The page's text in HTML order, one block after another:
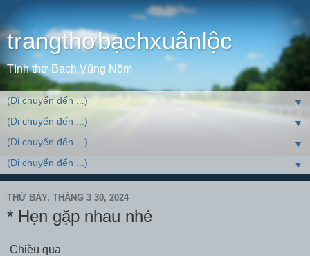
trangthơbạchxuânlộc
Tình thơ Bạch Vũng Nồm
▼
▼
▼
▼
THỨ BẢY, THÁNG 3 30, 2024
* Hẹn gặp nhau nhé
Chiều qua